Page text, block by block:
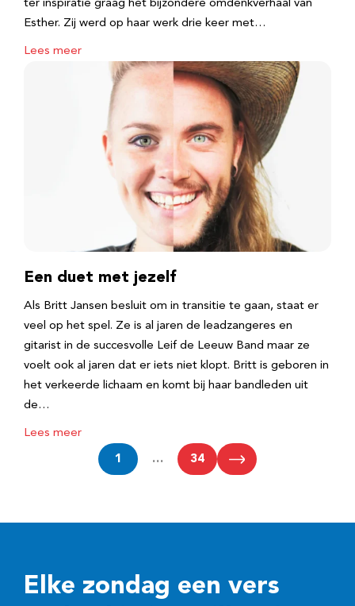
ter inspiratie graag het bijzondere omdenkverhaal van
Esther. Zij werd op haar werk drie keer met…
Lees meer
Een duet met jezelf
Als Britt Jansen besluit om in transitie te gaan, staat er
veel op het spel. Ze is al jaren de leadzangeres en
gitarist in de succesvolle Leif de Leeuw Band maar ze
voelt ook al jaren dat er iets niet klopt. Britt is geboren in
het verkeerde lichaam en komt bij haar bandleden uit
de…
Lees meer
1 … 34
Elke zondag een vers